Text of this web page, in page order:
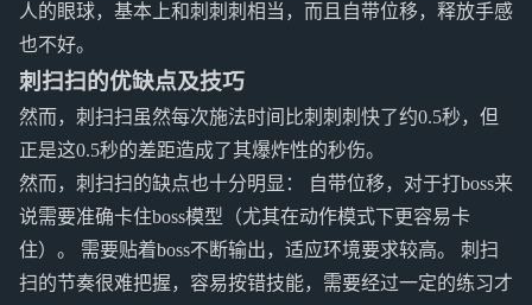
人的眼球，基本上和刺刺刺相当，而且自带位移，释放手感
也不好。
刺扫扫的优缺点及技巧
然而，刺扫扫虽然每次施法时间比刺刺刺快了约0.5秒，但
正是这0.5秒的差距造成了其爆炸性的秒伤。
然而，刺扫扫的缺点也十分明显： 自带位移，对于打boss来
说需要准确卡住boss模型（尤其在动作模式下更容易卡
住）。 需要贴着boss不断输出，适应环境要求较高。 刺扫
扫的节奏很难把握，容易按错技能，需要经过一定的练习才